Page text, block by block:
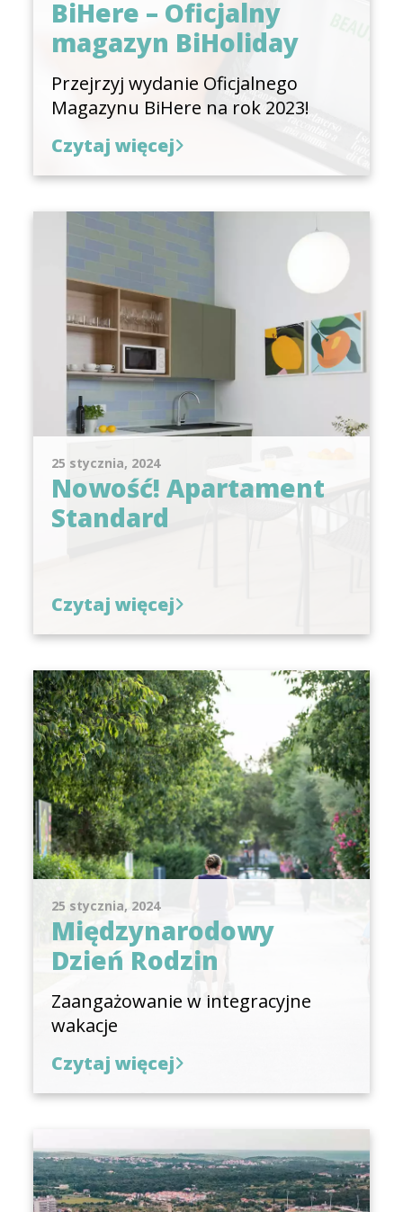
BiHere – Oficjalny
magazyn BiHoliday
Przejrzyj wydanie Oficjalnego
Magazynu BiHere na rok 2023!
Czytaj więcej
25 stycznia, 2024
Nowość! Apartament
Standard
Czytaj więcej
25 stycznia, 2024
Międzynarodowy
Dzień Rodzin
Zaangażowanie w integracyjne
wakacje
Czytaj więcej